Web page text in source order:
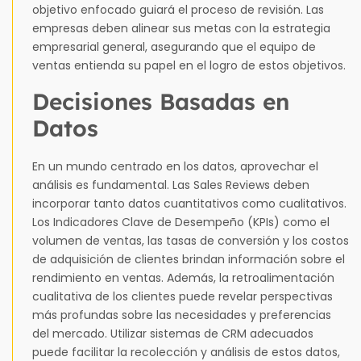
objetivo enfocado guiará el proceso de revisión. Las
empresas deben alinear sus metas con la estrategia
empresarial general, asegurando que el equipo de
ventas entienda su papel en el logro de estos objetivos.
Decisiones Basadas en
Datos
En un mundo centrado en los datos, aprovechar el
análisis es fundamental. Las Sales Reviews deben
incorporar tanto datos cuantitativos como cualitativos.
Los Indicadores Clave de Desempeño (KPIs) como el
volumen de ventas, las tasas de conversión y los costos
de adquisición de clientes brindan información sobre el
rendimiento en ventas. Además, la retroalimentación
cualitativa de los clientes puede revelar perspectivas
más profundas sobre las necesidades y preferencias
del mercado. Utilizar sistemas de CRM adecuados
puede facilitar la recolección y análisis de estos datos,